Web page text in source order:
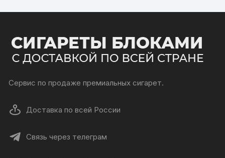
Сервис по продаже премиальных сигарет.
Доставка по всей России
Связь через телеграм